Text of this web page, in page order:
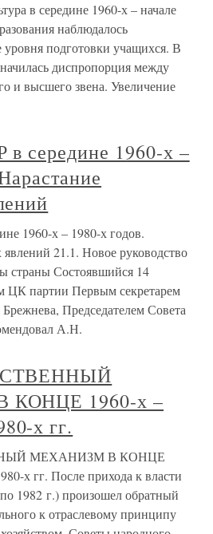
в середине 1960-х – начале
наблюдалось
подготовки учащихся. В
диспропорция между
и высшего звена. Увеличение
середине 1960-х –
1960-х – 1980-х годов.
21.1. Новое руководство
страны Состоявшийся 14
ЦК партии Первым секретарем
Председателем Совета
А.Н.
1960-х –
х гг.
МЕХАНИЗМ В КОНЦЕ
х гг. После прихода к власти
1982 г.) произошел обратный
к отраслевому принципу